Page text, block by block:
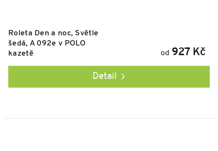
Roleta Den a noc, Světle
šedá, A 092e v POLO
kazetě
od 927 Kč
Detail